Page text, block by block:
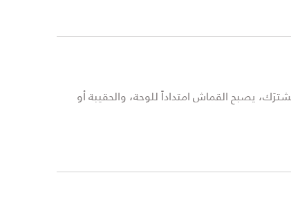
يصبح القماش امتداداً للوحة، والحقيبة أو